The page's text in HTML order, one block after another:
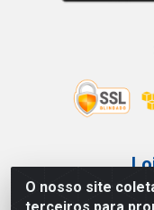
O nosso site